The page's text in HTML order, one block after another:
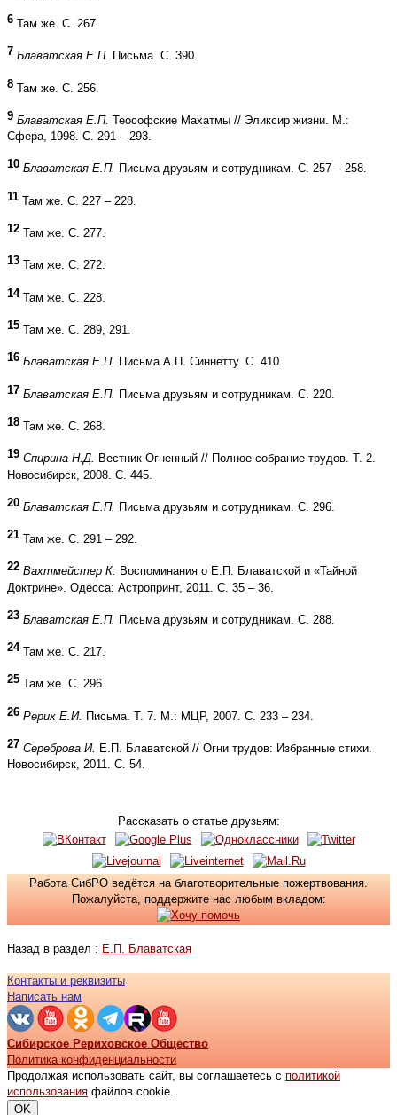
6 Там же. С. 267.
7 Блаватская Е.П. Письма. С. 390.
8 Там же. С. 256.
9 Блаватская Е.П. Теософские Махатмы // Эликсир жизни. М.:
Сфера, 1998. С. 291 – 293.
10 Блаватская Е.П. Письма друзьям и сотрудникам. С. 257 – 258.
11 Там же. С. 227 – 228.
12 Там же. С. 277.
13 Там же. С. 272.
14Там же. С. 228.
15 Там же. С. 289, 291.
16 Блаватская Е.П. Письма А.П. Синнетту. С. 410.
17 Блаватская Е.П. Письма друзьям и сотрудникам. С. 220.
18 Там же. С. 268.
19 Спирина Н.Д. Вестник Огненный // Полное собрание трудов. Т. 2.
Новосибирск, 2008. С. 445.
20 Блаватская Е.П. Письма друзьям и сотрудникам. С. 296.
21 Там же. С. 291 – 292.
22 Вахтмейстер К. Воспоминания о Е.П. Блаватской и «Тайной
Доктрине». Одесса: Астропринт, 2011. С. 35 – 36.
23 Блаватская Е.П. Письма друзьям и сотрудникам. С. 288.
24Там же. С. 217.
25 Там же. С. 296.
26 Рерих Е.И. Письма. Т. 7. М.: МЦР, 2007. С. 233 – 234.
27 Сереброва И. Е.П. Блаватской // Огни трудов: Избранные стихи.
Новосибирск, 2011. С. 54.
Рассказать о статье друзьям:
Работа СибРО ведётся на благотворительные пожертвования.
Пожалуйста, поддержите нас любым вкладом:
Назад в раздел : Е.П. Блаватская
Контакты и реквизиты
Написать нам
Сибирское Рериховское Общество
Политика конфиденциальности
Продолжая использовать сайт, вы соглашаетесь с политикой
использования файлов cookie.
OK